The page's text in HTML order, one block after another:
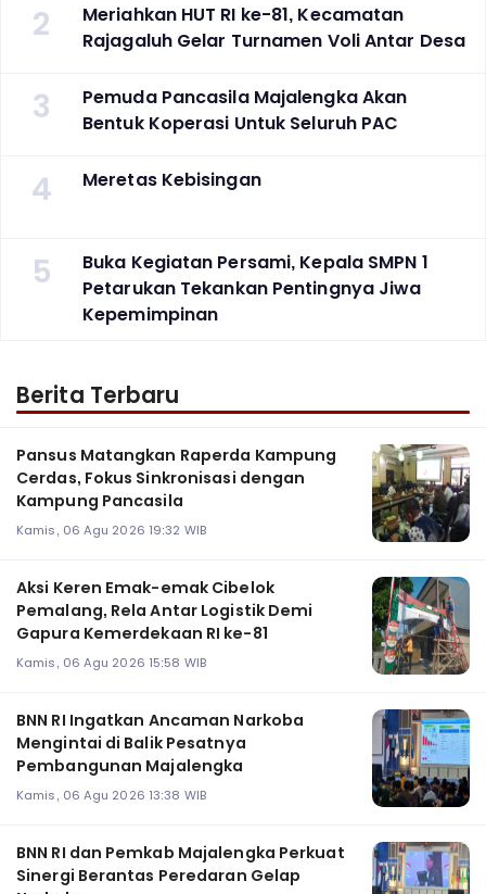
2
Meriahkan HUT RI ke-81, Kecamatan
Rajagaluh Gelar Turnamen Voli Antar Desa
3
Pemuda Pancasila Majalengka Akan
Bentuk Koperasi Untuk Seluruh PAC
4 Meretas Kebisingan
5
Buka Kegiatan Persami, Kepala SMPN 1
Petarukan Tekankan Pentingnya Jiwa
Kepemimpinan
Berita Terbaru
Pansus Matangkan Raperda Kampung
Cerdas, Fokus Sinkronisasi dengan
Kampung Pancasila
Kamis, 06 Agu 2026 19:32 WIB
Aksi Keren Emak-emak Cibelok
Pemalang, Rela Antar Logistik Demi
Gapura Kemerdekaan RI ke-81
Kamis, 06 Agu 2026 15:58 WIB
BNN RI Ingatkan Ancaman Narkoba
Mengintai di Balik Pesatnya
Pembangunan Majalengka
Kamis, 06 Agu 2026 13:38 WIB
BNN RI dan Pemkab Majalengka Perkuat
Sinergi Berantas Peredaran Gelap